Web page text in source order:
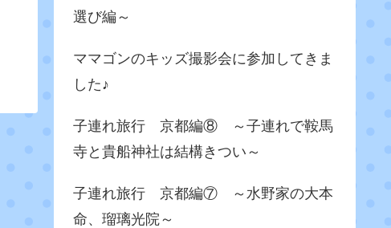
選び編～
ママゴンのキッズ撮影会に参加してきま
した♪
子連れ旅行 京都編⑧ ～子連れで鞍馬
寺と貴船神社は結構きつい～
子連れ旅行 京都編⑦ ～水野家の大本
命、瑠璃光院～